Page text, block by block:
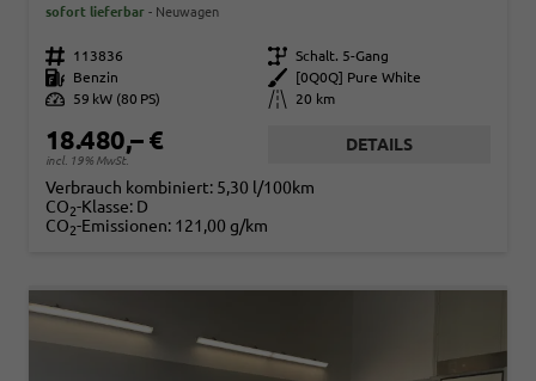
sofort lieferbar Neuwagen
Fahrzeugnr. 113836 Getriebe Schalt. 5-Gang
Kraftstoff
Benzin Außenfarbe
[0Q0Q] Pure White
Leistung
59 kW (80 PS) Kilometerstand 20 km
18.480,– €
incl. 19% MwSt.
DETAILS
Verbrauch kombiniert: 5,30 l/100km
CO2-Klasse: D
CO2-Emissionen: 121,00 g/km